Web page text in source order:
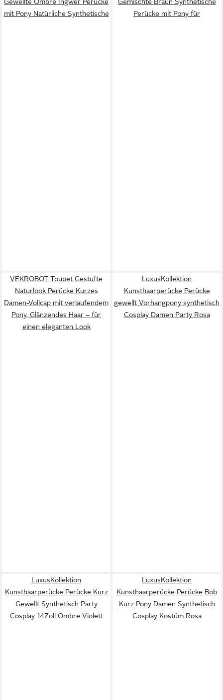
mit Pony Natürliche Synthetische
Perücke mit Pony für
VEKROBOT Toupet Gestufte
Naturlook Perücke Kurzes
Damen-Vollcap mit verlaufendem
Pony, Glänzendes Haar – für
einen eleganten Look
LuxusKollektion
Kunsthaarperücke Perücke
gewellt Vorhangpony synthetisch
Cosplay Damen Party Rosa
LuxusKollektion
Kunsthaarperücke Perücke Kurz
Gewellt Synthetisch Party
Cosplay 14Zoll Ombre Violett
LuxusKollektion
Kunsthaarperücke Perücke Bob
Kurz Pony Damen Synthetisch
Cosplay Kostüm Rosa